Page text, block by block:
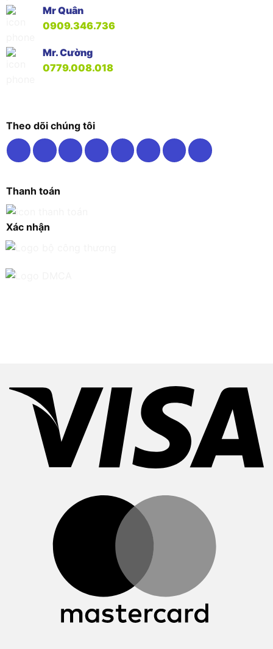
Mr Quân
0909.346.736
Mr. Cường
0779.008.018
Theo dõi chúng tôi
Thanh toán
Xác nhận